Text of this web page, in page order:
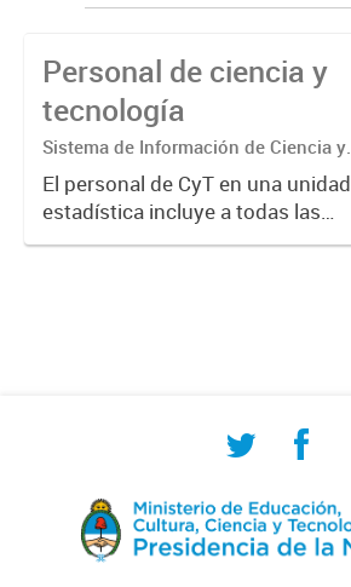
Personal de ciencia y
tecnología
Sistema de Información de Ciencia y
Tecnología Argentino (SICYTAR)
El personal de CyT en una unidad
estadística incluye a todas las
personas involucradas